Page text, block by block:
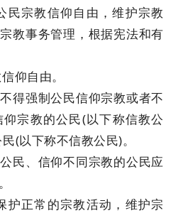
宗教信仰自由，维护宗教
教事务管理，根据宪法和有
仰自由。
强制公民信仰宗教或者不
宗教的公民(以下称信教公
(以下称不信教公民)。
、信仰不同宗教的公民应
正常的宗教活动，维护宗